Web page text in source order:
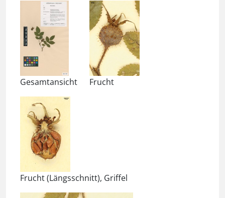
Gesamtansicht Frucht
Frucht (Längsschnitt), Griffel